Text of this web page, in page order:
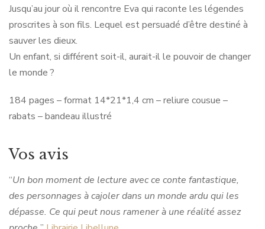
Jusqu’au jour où il rencontre Eva qui raconte les légendes
proscrites à son fils. Lequel est persuadé d’être destiné à
sauver les dieux.
Un enfant, si différent soit-il, aurait-il le pouvoir de changer
le monde ?
184 pages – format 14*21*1,4 cm – reliure cousue –
rabats – bandeau illustré
Vos avis
“Un bon moment de lecture avec ce conte fantastique,
des personnages à cajoler dans un monde ardu qui les
dépasse. Ce qui peut nous ramener à une réalité assez